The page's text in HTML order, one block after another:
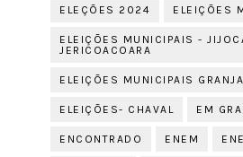
ELEÇÕES 2024 ELEIÇÕES
ELEIÇÕES MUNICIPAIS -
JERICOACOARA
ELEIÇÕES MUNICIPAIS GRANJA
ELEIÇÕES- CHAVAL EM
ENCONTRADO ENEM